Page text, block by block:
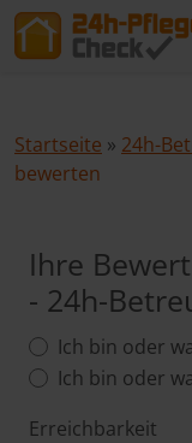
Startseite » 24h-
bewerten
Ihre
- 24h-
Ich bin oder
Ich bin oder
Erreichbarkeit